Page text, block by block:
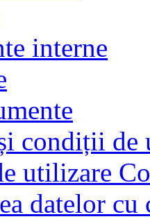
interne
condiții de
utilizare
datelor cu